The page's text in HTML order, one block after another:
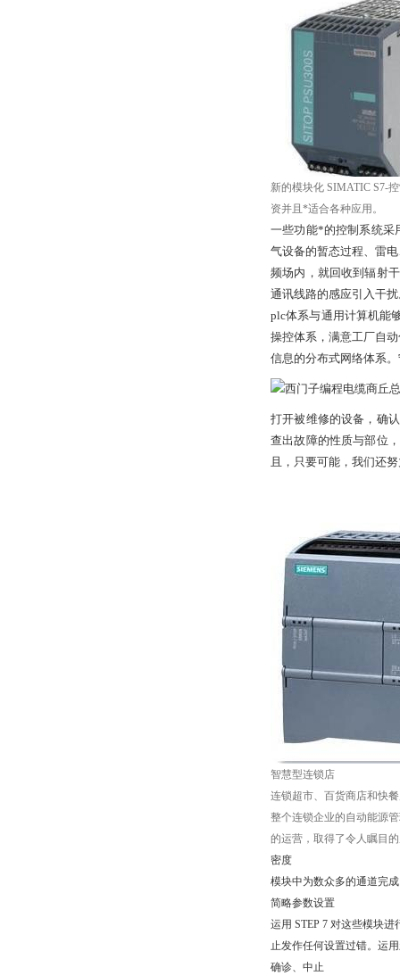
新的模块化 SIMATIC S7-
资并且*适合各种应用。
一些功能*的控制系统采
气设备的暂态过程、雷
频场内，就回收到辐射
通讯线路的感应引入干
plc体系与通用计算机能
操控体系，满意工厂自
信息的分布式网络体系
打开被维修的设备，确
查出故障的性质与部位
且，只要可能，我们还
智慧型连锁店
连锁超市、百货商店和快
整个连锁企业的自动能源
的运营，取得了令人瞩目
密度
模块中为数众多的通道完
简略参数设置
运用 STEP 7 对这些模块
止发作任何设置过错。运
确诊、中止